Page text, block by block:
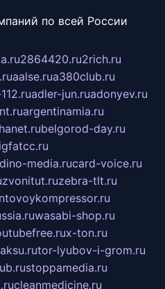
по всей России
2864420.ru2rich.ru
aalse.rua380club.ru
adler-jun.ruadonyev.ru
argentinamia.ru
belgorod-day.ru
media.rucard-voice.ru
zvonitut.ruzebra-tlt.ru
wasabi-shop.ru
x-ton.ru
tor-lyubov-i-grom.ru
stoppamedia.ru
cleanmedicine.ru